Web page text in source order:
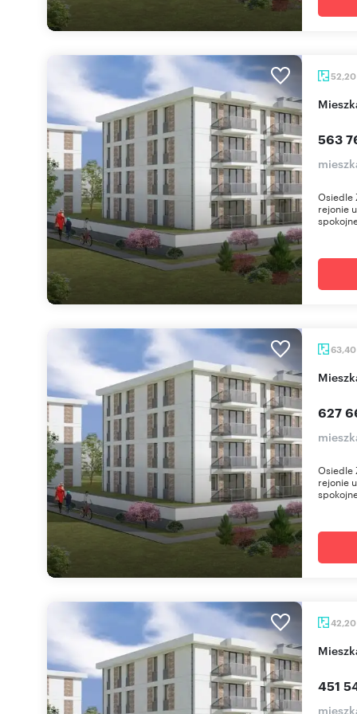
52,20
563
Osiedle
rejonie
63,40
627
Osiedle
rejonie
42,20
451